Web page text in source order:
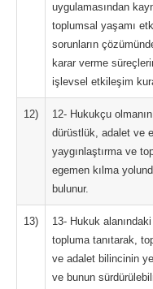
uygulamasından
toplumsal yaşamı
sorunların
karar verme
işlevsel etkileşim
12)
12- Hukukçu
dürüstlük, adalet ve
yaygınlaştırma ve
egemen kılma
bulunur.
13)
13- Hukuk
topluma tanıtarak,
ve adalet bilincinin
ve bunun